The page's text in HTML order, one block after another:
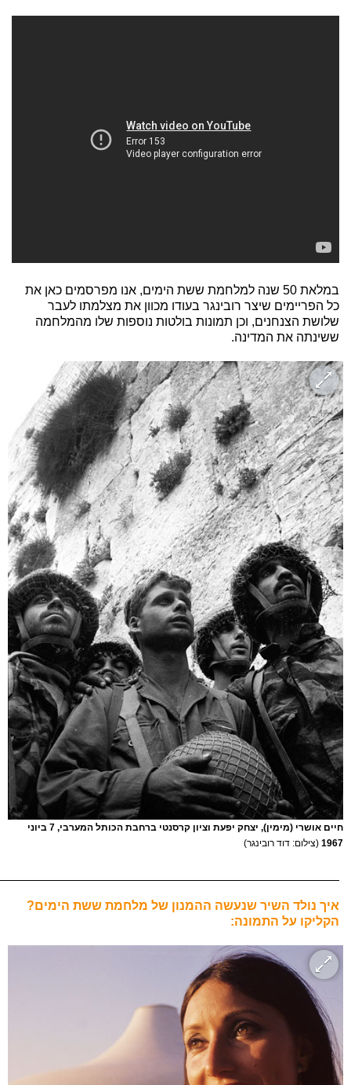
במלאת 50 שנה למלחמת ששת הימים, אנו מפרסמים כאן את
כל הפריימים שיצר רובינגר בעודו מכוון את מצלמתו לעבר
שלושת הצנחנים, וכן תמונות בולטות נוספות שלו מהמלחמה
ששינתה את המדינה.
חיים אושרי (מימין), יצחק יפעת וציון קרסנטי ברחבת הכותל המערבי, 7 ביוני
1967 (צילום: דוד רובינגר)
איך נולד השיר שנעשה ההמנון של מלחמת ששת הימים?
הקליקו על התמונה: